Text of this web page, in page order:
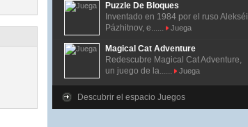
Puzzle De Bloques
Inventado en 1984 por el ruso Alekséi
Pázhitnov, e......
Juega
Magical Cat Adventure
Redescubre Magical Cat Adventure,
un juego de la......
Juega
Descubrir el espacio Juegos